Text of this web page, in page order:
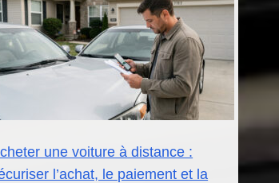
une voiture à distance :
l’achat, le paiement et la